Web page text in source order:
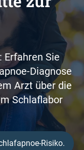
Erfahren Sie
Diagnose
Arzt über die
Schlaflabor
Risiko.